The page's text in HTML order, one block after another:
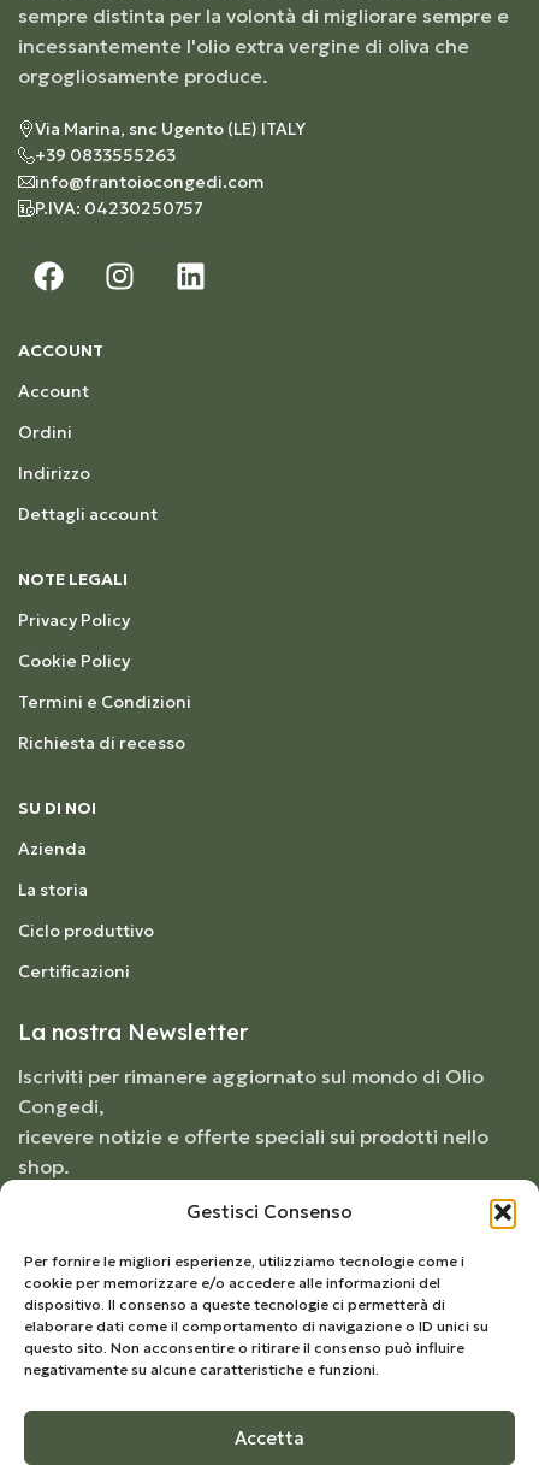
Gestisci Consenso
Per fornire le migliori esperienze, utilizziamo tecnologie come i
cookie per memorizzare e/o accedere alle informazioni del
dispositivo. Il consenso a queste tecnologie ci permetterà di
elaborare dati come il comportamento di navigazione o ID unici su
questo sito. Non acconsentire o ritirare il consenso può influire
negativamente su alcune caratteristiche e funzioni.
Accetta
sempre distinta per la volontà di migliorare sempre e
incessantemente l'olio extra vergine di oliva che
orgogliosamente produce.
Via Marina, snc Ugento (LE) ITALY
+39 0833555263
info@frantoiocongedi.com
P.IVA: 04230250757
ACCOUNT
Account
Ordini
Indirizzo
Dettagli account
NOTE LEGALI
Privacy Policy
Cookie Policy
Termini e Condizioni
Richiesta di recesso
SU DI NOI
Azienda
La storia
Ciclo produttivo
Certificazioni
La nostra Newsletter
Iscriviti per rimanere aggiornato sul mondo di Olio
Congedi,
ricevere notizie e offerte speciali sui prodotti nello
shop.